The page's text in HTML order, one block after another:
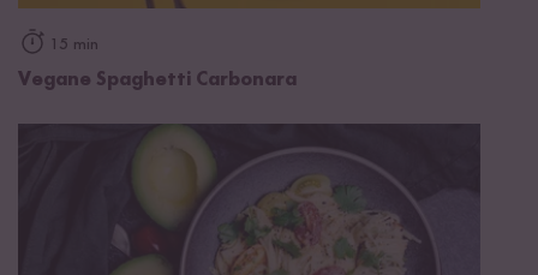
15 min
Vegane Spaghetti Carbonara